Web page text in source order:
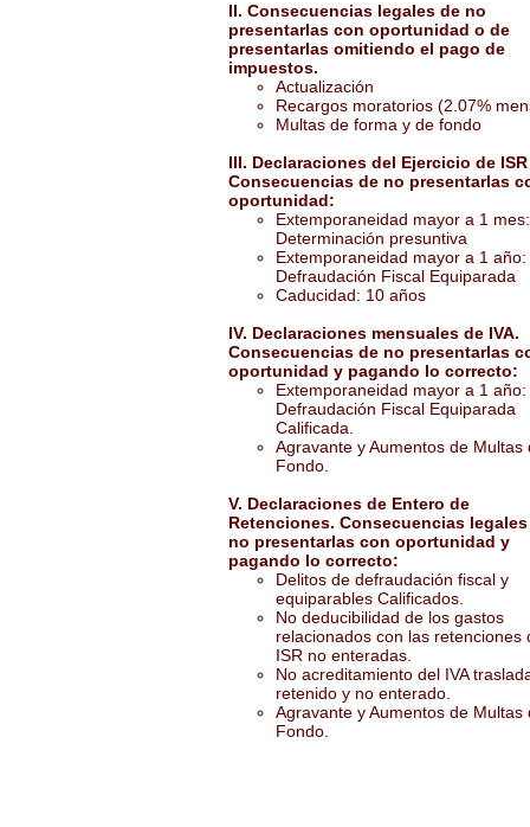
II. Consecuencias legales de no
presentarlas con oportunidad o de
presentarlas omitiendo el pago de
impuestos.
Actualización
Recargos moratorios (2.07%
Multas de forma y de fondo
III. Declaraciones del Ejercicio de ISR
Consecuencias de no presentarlas
oportunidad:
Extemporaneidad mayor a 1 mes:
Determinación presuntiva
Extemporaneidad mayor a 1 año:
Defraudación Fiscal Equiparada
Caducidad: 10 años
IV. Declaraciones mensuales de IVA.
Consecuencias de no presentarlas
oportunidad y pagando lo correcto:
Extemporaneidad mayor a 1 año:
Defraudación Fiscal Equiparada
Calificada.
Agravante y Aumentos de Multas
Fondo.
V. Declaraciones de Entero de
Retenciones. Consecuencias
no presentarlas con oportunidad y
pagando lo correcto:
Delitos de defraudación fiscal y
equiparables Calificados.
No deducibilidad de los gastos
relacionados con las retenciones
ISR no enteradas.
No acreditamiento del IVA
retenido y no enterado.
Agravante y Aumentos de Multas
Fondo.